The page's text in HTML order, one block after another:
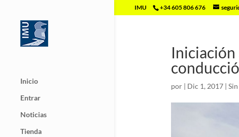
IMU +34 605 806 676
Inicio
Entrar
Noticias
Tienda
Iniciación
por | Dic 1, 2017|